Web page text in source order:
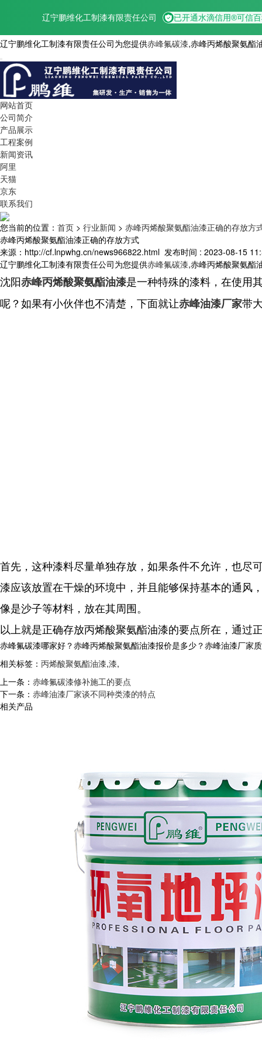
辽宁鹏维化工制漆有限责任公司为您提供赤峰氟碳漆,赤峰丙烯酸聚氨酯
网站首页
公司简介
产品展示
工程案例
新闻资讯
阿里
天猫
京东
联系我们
您当前的位置： 首页 > 行业新闻 > 赤峰丙烯酸聚氨酯油漆正确的存放方
赤峰丙烯酸聚氨酯油漆正确的存放方式
来源：http://cf.lnpwhg.cn/news966822.html 发布时间 : 2023-08-15
辽宁鹏维化工制漆有限责任公司为您提供赤峰氟碳漆,赤峰丙烯酸聚氨酯
沈阳赤峰丙烯酸聚氨酯油漆是一种特殊的漆料，在使用
呢？如果有小伙伴也不清楚，下面就让赤峰油漆厂家带
首先，这种漆料尽量单独存放，如果条件不允许，也尽
漆应该放置在干燥的环境中，并且能够保持基本的通风
像是沙子等材料，放在其周围。
以上就是正确存放丙烯酸聚氨酯油漆的要点所在，通过
赤峰氟碳漆哪家好？赤峰丙烯酸聚氨酯油漆报价是多少？赤峰油漆厂
相关标签： 丙烯酸聚氨酯油漆,漆,
上一条： 赤峰氟碳漆修补施工的要点
下一条： 赤峰油漆厂家谈不同种类漆的特点
相关产品